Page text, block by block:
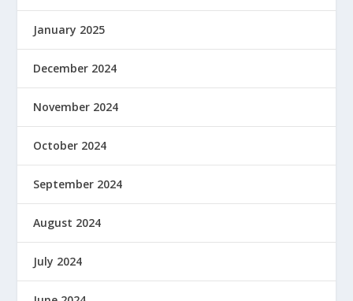
January 2025
December 2024
November 2024
October 2024
September 2024
August 2024
July 2024